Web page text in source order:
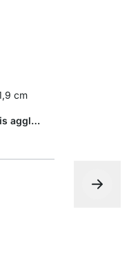
WALK-IN Console tablette bois aggloméré-2 pcs